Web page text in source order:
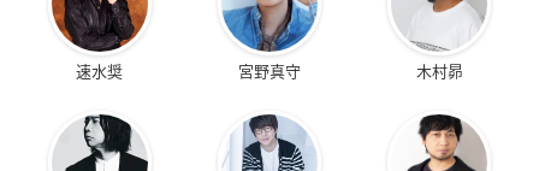
速水奨 宮野真守 木村昴